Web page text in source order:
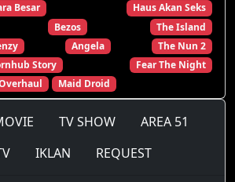
Besar
Haus Akan Seks
Bezos
The Island
Angela
The Nun 2
Story
Fear The Night
Maid Droid
TV SHOW
AREA 51
IKLAN REQUEST